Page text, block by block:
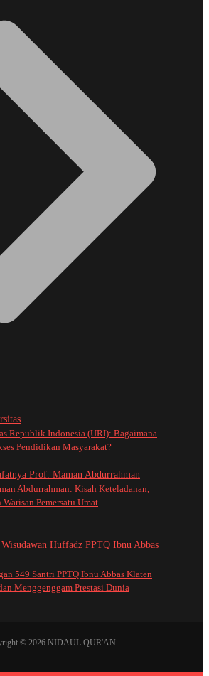
Republik Indonesia (URI): Bagaimana
Pendidikan Masyarakat?
Abdurrahman: Kisah Keteladanan,
Warisan Pemersatu Umat
549 Santri PPTQ Ibnu Abbas Klaten
Menggenggam Prestasi Dunia
© 2026 NIDAUL QUR'AN